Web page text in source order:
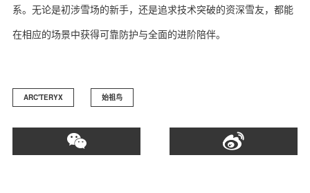
系。无论是初涉雪场的新手，还是追求技术突破的资深雪友，都能
在相应的场景中获得可靠防护与全面的进阶陪伴。
ARC'TERYX 始祖鸟